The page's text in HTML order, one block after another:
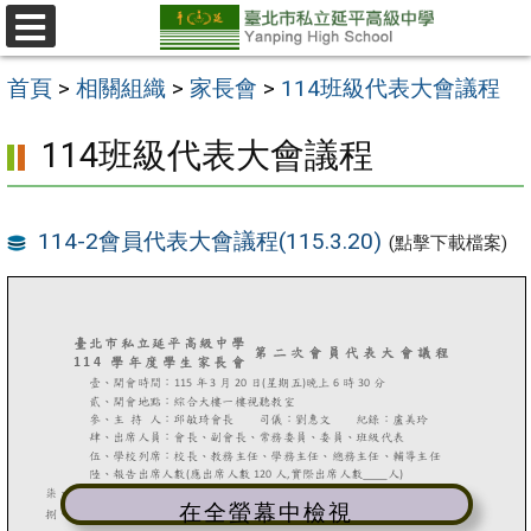
跳
至
主
容
區
選
單
首頁 > 相關組織 > 家長會 > 114班級代表大會議程
114班級代表大會議程
114-2會員代表大會議程(115.3.20) (點擊下載檔案)
在全螢幕中檢視